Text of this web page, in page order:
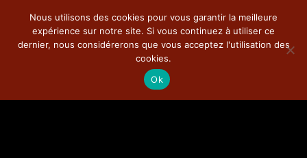
Ciné-Concert
Nous utilisons des cookies pour vous garantir la meilleure
expérience sur notre site. Si vous continuez à utiliser ce
dernier, nous considérerons que vous acceptez l'utilisation des
cookies.
Ok